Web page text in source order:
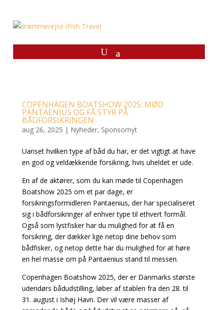
COPENHAGEN BOATSHOW 2025: MØD
PANTAENIUS OG FÅ STYR PÅ
BÅDFORSIKRINGEN
aug 26, 2025 | Nyheder, Sponsornyt
Uanset hvilken type af båd du har, er det vigtigt at have
en god og veldækkende forsikring, hvis uheldet er ude.
En af de aktører, som du kan møde til Copenhagen
Boatshow 2025 om et par dage, er
forsikringsformidleren Pantaenius, der har specialiseret
sig i bådforsikringer af enhver type til ethvert formål.
Også som lystfisker har du mulighed for at få en
forsikring, der dækker lige netop dine behov som
bådfisker, og netop dette har du mulighed for at høre
en hel masse om på Pantaenius stand til messen.
Copenhagen Boatshow 2025, der er Danmarks største
udendørs bådudstilling, løber af stablen fra den 28. til
31. august i Ishøj Havn. Der vil være masser af